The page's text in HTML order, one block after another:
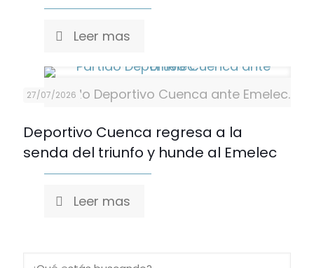
Leer mas
Partido Deportivo Cuenca ante Emelec.
27/07/2026
Deportivo Cuenca regresa a la
senda del triunfo y hunde al Emelec
Leer mas